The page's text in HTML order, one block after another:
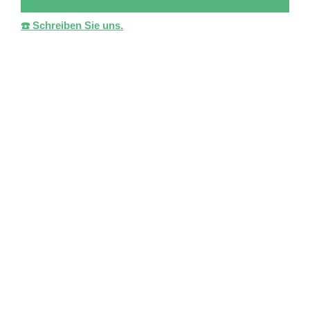
☎️ Schreiben Sie uns.